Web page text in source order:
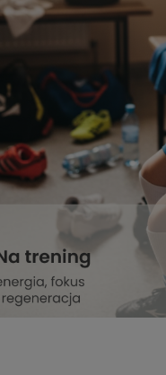
jesteś zadowolony, Zapraszamy
ponownie, Stacja Bio